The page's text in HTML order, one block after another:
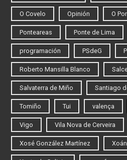
O Covelo Opinión O
Ponteareas Ponte de Lima
programación PSdeG
Roberto Mansilla Blanco
Salvaterra de Miño Santiago
Tomiño Tui valença
Vigo Vila Nova de Cerveira
Xosé González Martínez